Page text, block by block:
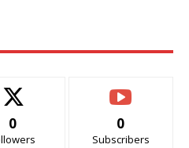
0 0
Subscribers